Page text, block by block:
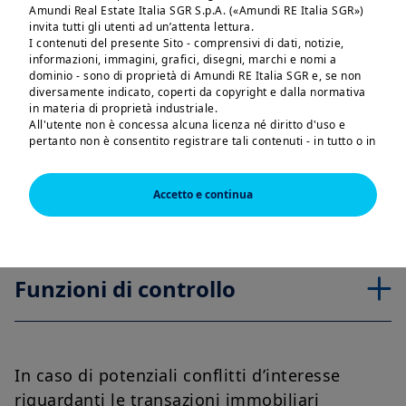
Sono comunque coinvolte nel processo di
investimento le funzioni operative della
società.
Comitato Investimenti
Funzioni di controllo
In caso di potenziali conflitti d’interesse
riguardanti le transazioni immobiliari
Amundi Real Estate Italia SGR S.p.A. («Amundi RE Italia SGR»)
invita tutti gli utenti ad un’attenta lettura.
I contenuti del presente Sito - comprensivi di dati, notizie,
informazioni, immagini, grafici, disegni, marchi e nomi a
dominio - sono di proprietà di Amundi RE Italia SGR e, se non
diversamente indicato, coperti da copyright e dalla normativa
in materia di proprietà industriale.
All'utente non è concessa alcuna licenza né diritto d'uso e
pertanto non è consentito registrare tali contenuti - in tutto o in
e utilizzarli a scopo commerciale senza preventiva
autorizzazione scritta di Amundi RE Italia SGR, salva la
possibilità di farne copia per uso esclusivamente personale.
Securities Act of 1933.
I prodotti d'investimento descritti in questo sito non sono
strumenti finanziari o di altre pertinenti leggi statali
negli Stati Uniti d'America (inclusi i territori e possedimenti
statunitensi), nei riguardi o a beneficio di residenti e cittadini
degli Stati Uniti d'America e nei riguardi di «U.S. Person».
Accetto e continua